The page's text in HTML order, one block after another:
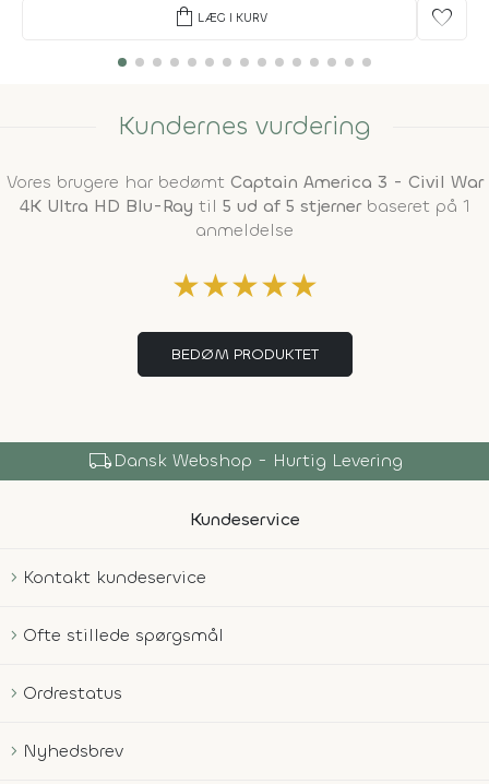
shopping_bag LÆG I KURV favorite
Kundernes vurdering
Vores brugere har bedømt Captain America 3 - Civil War
4K Ultra HD Blu-Ray til 5 ud af 5 stjernerbaseret på 1
anmeldelse
★★★★★
BEDØM PRODUKTET
local_shippingDansk Webshop - Hurtig Levering
Kundeservice
Kontakt kundeservice
Ofte stillede spørgsmål
Ordrestatus
Nyhedsbrev